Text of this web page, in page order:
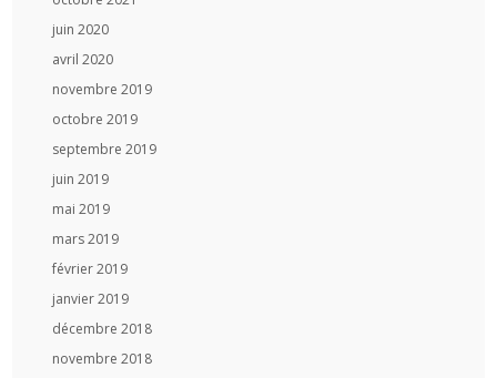
juin 2020
avril 2020
novembre 2019
octobre 2019
septembre 2019
juin 2019
mai 2019
mars 2019
février 2019
janvier 2019
décembre 2018
novembre 2018